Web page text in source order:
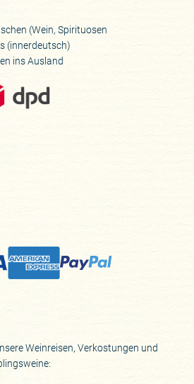
(Wein, Spirituosen
(innerdeutsch)
ins Ausland
Weinreisen, Verkostungen und